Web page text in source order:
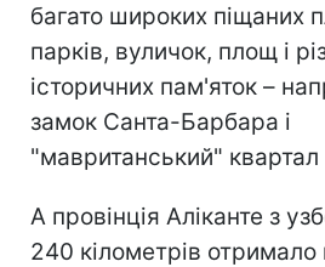
багато широких піщаних
парків, вуличок, площ і
історичних пам'яток –
замок Санта-Барбара і
"мавританський"
А провінція Аліканте з
240 кілометрів отримало